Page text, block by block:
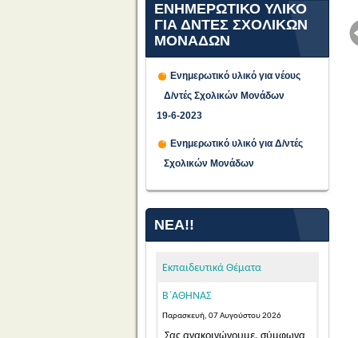
ΕΝΗΜΕΡΩΤΙΚΟ ΥΛΙΚΟ
ΓΙΑ ΔΝΤΕΣ ΣΧΟΛΙΚΩΝ
ΜΟΝΑΔΩΝ
Ενημερωτικό υλικό για νέους
Δ/ντές Σχολικών Μονάδων
19-6-2023
Ενημερωτικό υλικό για Δ/ντές
Σχολικών Μονάδων
ΝΈΑ!!
Εκπαιδευτικά Θέματα
ΠΡΟΣΩΡΙΝΕΣ ΤΟΠΟΘΕΤΗΣΕΙΣ
ΑΠΟΣΠΑΣΜΕΝΩΝ ΑΠΟ ΑΛΛΑ
ΠΥΣΠΕ/ΠΥΣΔΕ ΣΤΟ ΠΥΣΠΕ
Β΄ΑΘΗΝΑΣ
Σας ανακοινώνουμε, σύμφωνα
με την αριθμ. 15/7-8-2026 Πράξη
του Π.Υ.Σ.Π.Ε. Β΄ Αθήνας,...
More...